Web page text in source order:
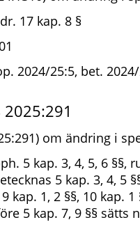
17 kap. 8 §
2024/25:5, bet.
2025:291
om ändring i
5 kap. 3, 4, 5, 6 §§,
5 kap. 3, 4, 5
kap. 1, 2 §§, 10 kap.
5 kap. 7, 9 §§ sätts